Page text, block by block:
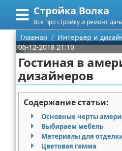
Стройка Волка
Все про стройку и ремонт
Меню
Главная
Категории
Строительство
Мебель
Интерьер и дизайн
Дизайн дачи
Кухня
Поиск
О проекте
Контакты
Сотрудничество
Главная Интерьер и
06-12-2018 21:10
Гостиная в
дизайнеров
Содержание статьи:
Основные черты
Выбираем мебель
Материалы для
Цветовая гамма